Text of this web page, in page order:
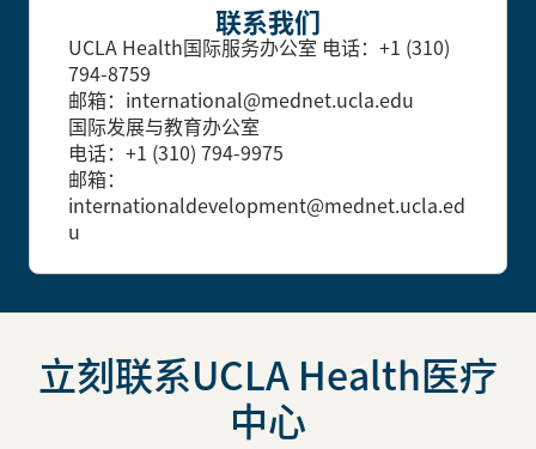
联系我们
UCLA Health国际服务办公室 电话：+1 (310)
794-8759
邮箱：international@mednet.ucla.edu
国际发展与教育办公室
电话：+1 (310) 794-9975
邮箱：
internationaldevelopment@mednet.ucla.ed
u
立刻联系UCLA Health医疗
中心